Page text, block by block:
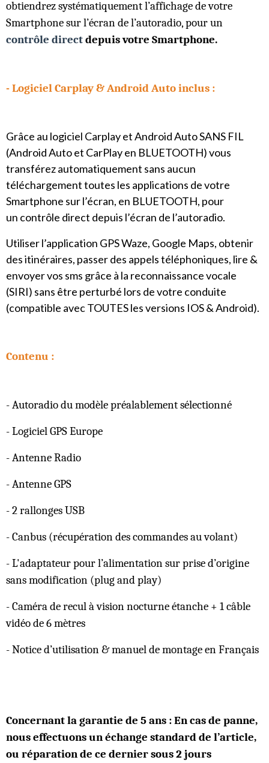
obtiendrez systématiquement l’affichage de votre
Smartphone sur l’écran de l’autoradio, pour un
contrôle directdepuis votre Smartphone.
- LogicielCarplay & Android Auto inclus :
Grâce au logiciel Carplay et Android Auto SANS FIL
(Android Auto et CarPlay en BLUETOOTH) vous
transférez automatiquement sans aucun
téléchargement toutes les applications de votre
Smartphone sur l’écran, en BLUETOOTH, pour
un contrôle direct depuis l’écran de l’autoradio.
Utiliser l’application GPS Waze, Google Maps, obtenir
des itinéraires, passer des appels téléphoniques, lire &
envoyer vos sms grâce à la reconnaissance vocale
(SIRI) sans être perturbé lors de votre conduite
(compatible avec TOUTES les versions IOS & Android).
Contenu :
- Autoradio du modèle préalablement sélectionné
- Logiciel GPS Europe
- Antenne Radio
- Antenne GPS
- 2 rallonges USB
- Canbus (récupération des commandes au volant)
- L'adaptateur pour l’alimentation sur prise d’origine
sans modification (plug and play)
- Caméra de recul à vision nocturne étanche + 1 câble
vidéo de 6 mètres
- Notice d’utilisation & manuel de montage en Français
Concernant la garantie de 5 ans : En cas de panne,
nous effectuons un échange standard de l’article,
ou réparation de ce dernier sous 2 jours